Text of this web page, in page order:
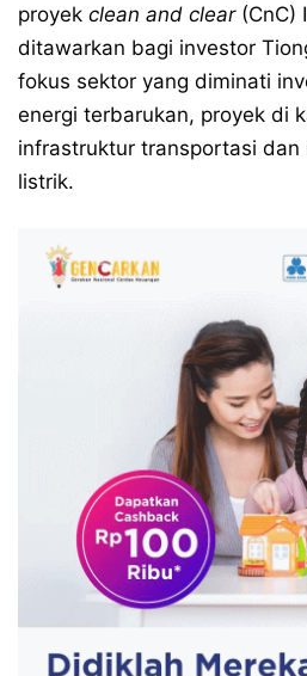
proyek clean and clear(CnC)
ditawarkan bagi investor
fokus sektor yang diminati
energi terbarukan, proyek di
infrastruktur transportasi dan
listrik.